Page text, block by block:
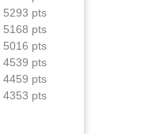
5293 pts
5168 pts
5016 pts
4539 pts
4459 pts
4353 pts